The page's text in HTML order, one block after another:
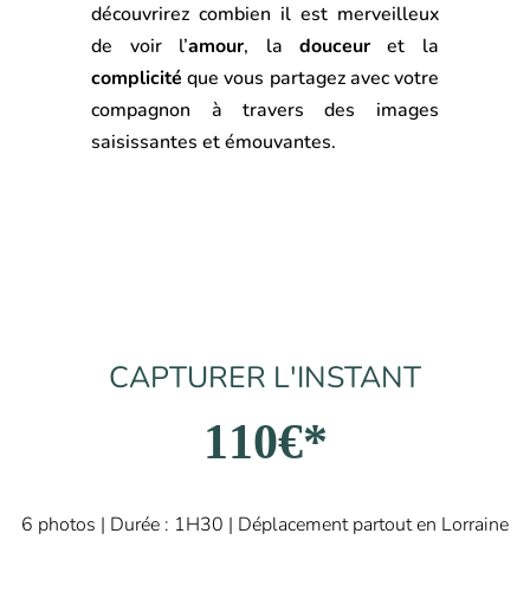
découvrirez combien il est merveilleux
de voir l’amour, la douceuret la
complicité que vous partagez avec votre
compagnon à travers des images
saisissantes et émouvantes.
CAPTURER L'INSTANT
110€*
6 photos | Durée : 1H30 | Déplacement partout en Lorraine